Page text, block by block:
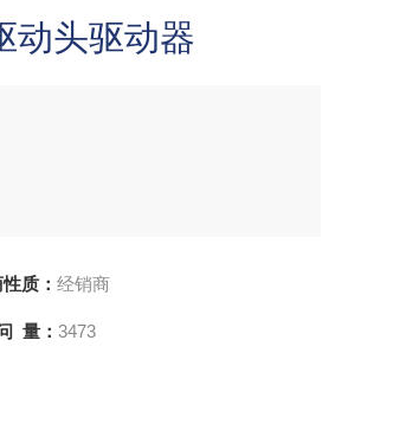
动头驱动器
质： 经销商
量： 3473